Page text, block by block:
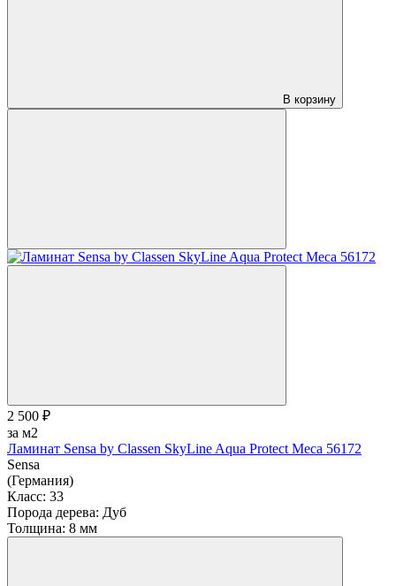
В корзину
2 500 ₽
за м2
Ламинат Sensa by Classen SkyLine Aqua Protect Меса 56172
Sensa
(Германия)
Класс: 33
Порода дерева: Дуб
Толщина: 8 мм